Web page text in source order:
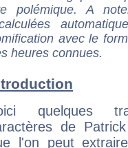
polémique. A
avec le
heures connues.
quelques
de
l'on peut